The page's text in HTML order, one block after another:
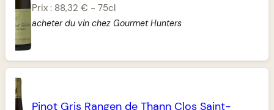
Prix : 88,32 € -75cl
acheter du vin chez Gourmet Hunters
Pinot Gris Rangen de Thann Clos Saint-